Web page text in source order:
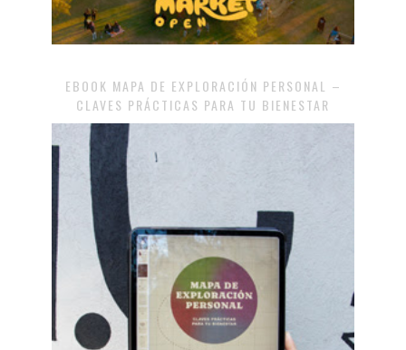
EBOOK MAPA DE EXPLORACIÓN PERSONAL –
CLAVES PRÁCTICAS PARA TU BIENESTAR